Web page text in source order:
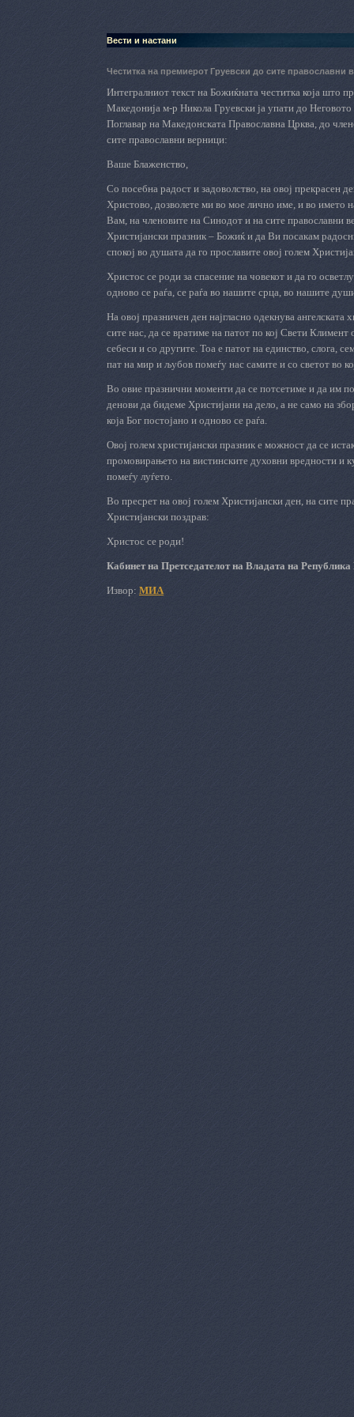
Вести и настани
Честитка на премиерот Груевски до сите
Интегралниот текст на Божиќната честитка која што
Македонија м-р Никола Груевски ја упати до
Поглавар на Македонската Православна Црква, до
сите православни верници:
Ваше Блаженство,
Со посебна радост и задоволство, на овој прекрасен
Христово, дозволете ми во мое лично име, и во името
Вам, на членовите на Синодот и на сите православни
Христијански празник – Божиќ и да Ви посакам
спокој во душата да го прославите овој голем
Христос се роди за спасение на човекот и да го
одново се раѓа, се раѓа во нашите срца, во нашите
На овој празничен ден најгласно одекнува
сите нас, да се вратиме на патот по кој Свети
себеси и со другите. Тоа е патот на единство, слога,
пат на мир и љубов помеѓу нас самите и со светот во
Во овие празнични моменти да се потсетиме и да им
денови да бидеме Христијани на дело, а не само на
која Бог постојано и одново се раѓа.
Овој голем христијански празник е можност да се
промовирањето на вистинските духовни вредности и
помеѓу луѓето.
Во пресрет на овој голем Христијански ден, на сите
Христијански поздрав:
Христос се роди!
Кабинет на Претседателот на Владата на
Извор: МИА